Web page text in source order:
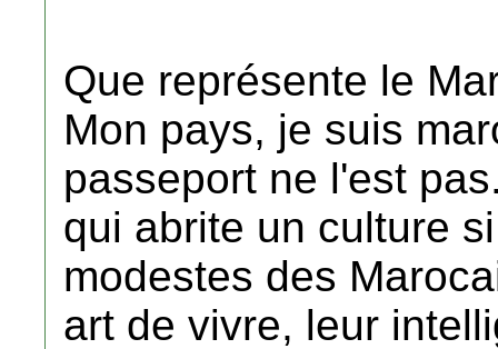
Que représente le
Mon pays, je suis
passeport ne l'est
qui abrite un culture
modestes des
art de vivre, leur